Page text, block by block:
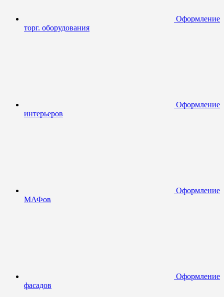
Оформление
торг. оборудования
Оформление
интерьеров
Оформление
МАФов
Оформление
фасадов